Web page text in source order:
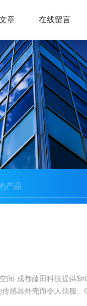
章 在线留言
间-成都藤田科技提供
感器外壳而令人信服。